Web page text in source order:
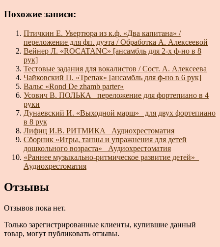
Похожие записи:
Птичкин Е. Увертюра из к.ф. «Два капитана» /
переложение для фп. дуэта / Обработка А. Алексеевой
Вейнер Л. «ROCATANC» [ансамбль для 2-х ф-но в 8
рук]
Тестовые задания для вокалистов / Сост. А. Алексеева
Чайковский П. «Трепак» [ансамбль для ф-но в 6 рук]
Вальс «Rond De zhamb parter»
Усович В. ПОЛЬКА _переложение для фортепиано в 4
руки
Дунаевский И. «Выходной марш»_ для двух фортепиано
в 8 рук
Лифиц И.В. РИТМИКА_ Аудиохрестоматия
Сборник «Игры, танцы и упражнения для детей
дошкольного возраста»_ Аудиохрестоматия
«Раннее музыкально-ритмическое развитие детей»_
Аудиохрестоматия
Отзывы
Отзывов пока нет.
Только зарегистрированные клиенты, купившие данный
товар, могут публиковать отзывы.